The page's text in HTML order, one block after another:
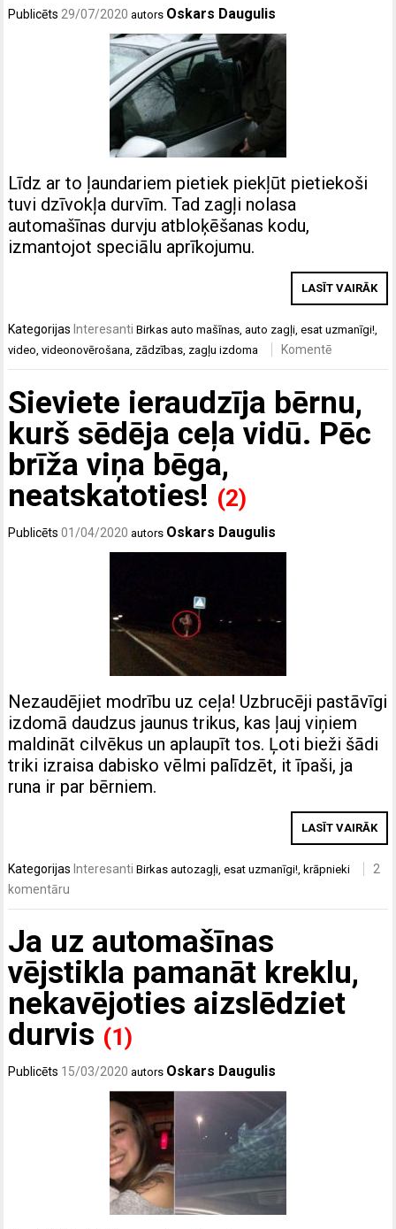
Publicēts 29/07/2020 autors Oskars Daugulis
Līdz ar to ļaundariem pietiek piekļūt pietiekoši
tuvi dzīvokļa durvīm. Tad zagļi nolasa
automašīnas durvju atbloķēšanas kodu,
izmantojot speciālu aprīkojumu.
LASĪT VAIRĀK
Kategorijas Interesanti Birkasauto mašīnas,auto zagļi,esat uzmanīgi!,
video,videonovērošana, zādzības, zagļu izdoma Komentē
Sieviete ieraudzīja bērnu,
kurš sēdēja ceļa vidū. Pēc
brīža viņa bēga,
neatskatoties! (2)
Publicēts01/04/2020 autors Oskars Daugulis
Nezaudējiet modrību uz ceļa! Uzbrucēji pastāvīgi
izdomā daudzus jaunus trikus, kas ļauj viņiem
maldināt cilvēkus un aplaupīt tos. Ļoti bieži šādi
triki izraisa dabisko vēlmi palīdzēt, it īpaši, ja
runa ir par bērniem.
LASĪT VAIRĀK
KategorijasInteresanti Birkasautozagļi ,esat uzmanīgi! ,krāpnieki
2
komentāru
Ja uz automašīnas
vējstikla pamanāt kreklu,
nekavējoties aizslēdziet
durvis (1)
Publicēts 15/03/2020 autors Oskars Daugulis